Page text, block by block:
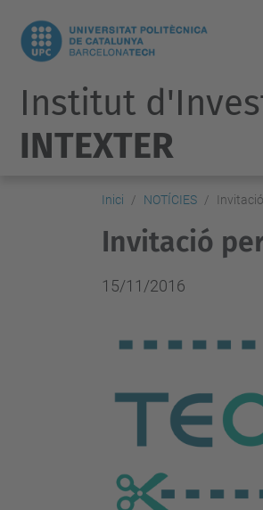
Institut
INTEXTER
Inici NOTÍCIES
Invitació
15/11/2016